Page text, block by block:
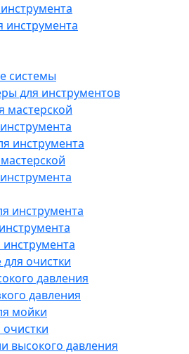
инструмента
системы
для инструментов
мастерской
инструмента
инструмента
очистки
давления
давления
мойки
высокого давления